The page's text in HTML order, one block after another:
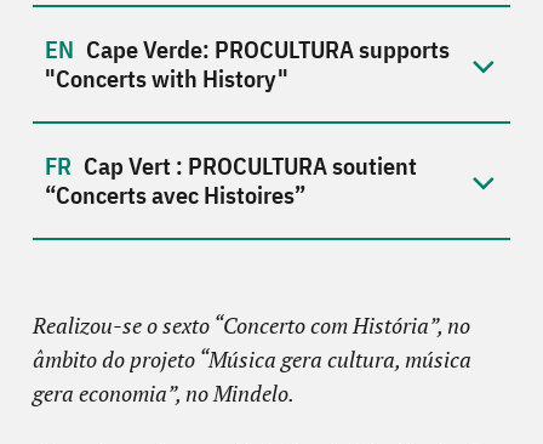
Cape Verde: PROCULTURA supports
"Concerts with History"
Cap Vert : PROCULTURA soutient
“Concerts avec Histoires”
Realizou-se o sexto “Concerto com História”, no
âmbito do projeto “Música gera cultura, música
gera economia”, no Mindelo.